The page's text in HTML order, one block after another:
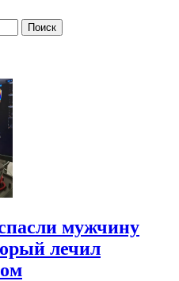
мужчину
лечил